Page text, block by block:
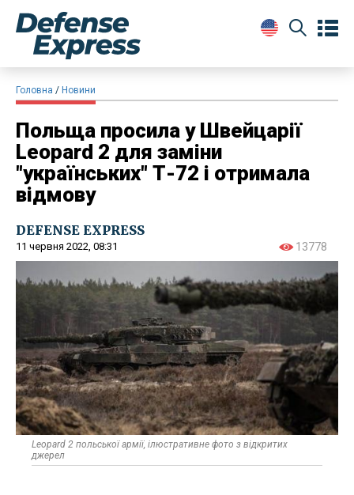
Головна Новини
Польща просила у Швейцарії
Leopard 2 для заміни
"українських" Т-72 і отримала
відмову
DEFENSE EXPRESS
11 червня 2022, 08:31 13778
Leopard 2 польської армії, ілюстративне фото з відкритих
джерел